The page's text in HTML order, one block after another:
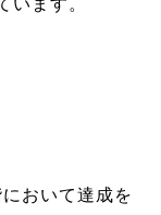
います。
おいて達成を